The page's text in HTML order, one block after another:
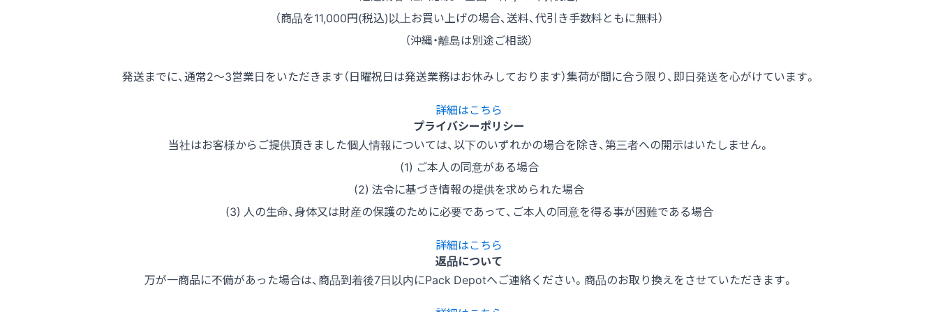
（商品を11,000円(税込)以上お買い上げの場合、送料、代引き手数料ともに無料）
（沖縄・離島は別途ご相談）
発送までに、通常2～3営業日をいただきます（日曜祝日は発送業務はお休みしております）集荷が間に合う限り、即日発送を心がけています。
詳細はこちら
プライバシーポリシー
当社はお客様からご提供頂きました個人情報については、以下のいずれかの場合を除き、第三者への開示はいたしません。
(1) ご本人の同意がある場合
(2) 法令に基づき情報の提供を求められた場合
(3) 人の生命、身体又は財産の保護のために必要であって、ご本人の同意を得る事が困難である場合
詳細はこちら
返品について
万が一商品に不備があった場合は、商品到着後7日以内にPack Depotへご連絡ください。商品のお取り換えをさせていただきます。